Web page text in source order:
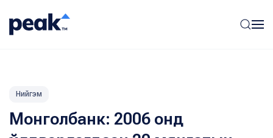
Нийгэм
Монголбанк: 2006 онд